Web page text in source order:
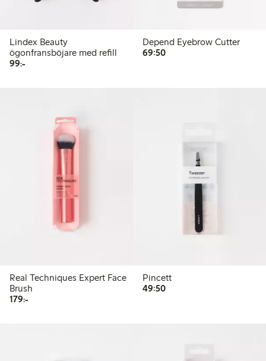
Lindex Beauty
ögonfransböjare med refill
99:-99,00 kr
Depend Eyebrow Cutter
69:5069,50 kr
Real Techniques Expert Face
Brush
179:-179,00 kr
Pincett
49:5049,50 kr